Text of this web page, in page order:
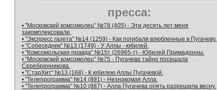
пресса:
• "Московский комсомолец" №78 (405) - Эти десять лет меня
закомплексовали.
• "Экспресс газета" №14 (1259) - Как погибали влюбленные в Пугачеву.
• "Собеседник" №13 (1749) - У Аллы - юбилей.
• "Комсомольская правда" №15т (26965-т) - Юбилей Примадонны.
• "Московский комсомолец" №75 - Пугачева тайно посещала
Серебренникова.
• "СтарХит" №13 (168) - К юбилею Аллы Пугачевой.
• "Телепрограмма" №14 (891) - Незнакомая Алла.
• "Телепрограмма" №10 (887) - Алла Пугачева опять разрешила весну.